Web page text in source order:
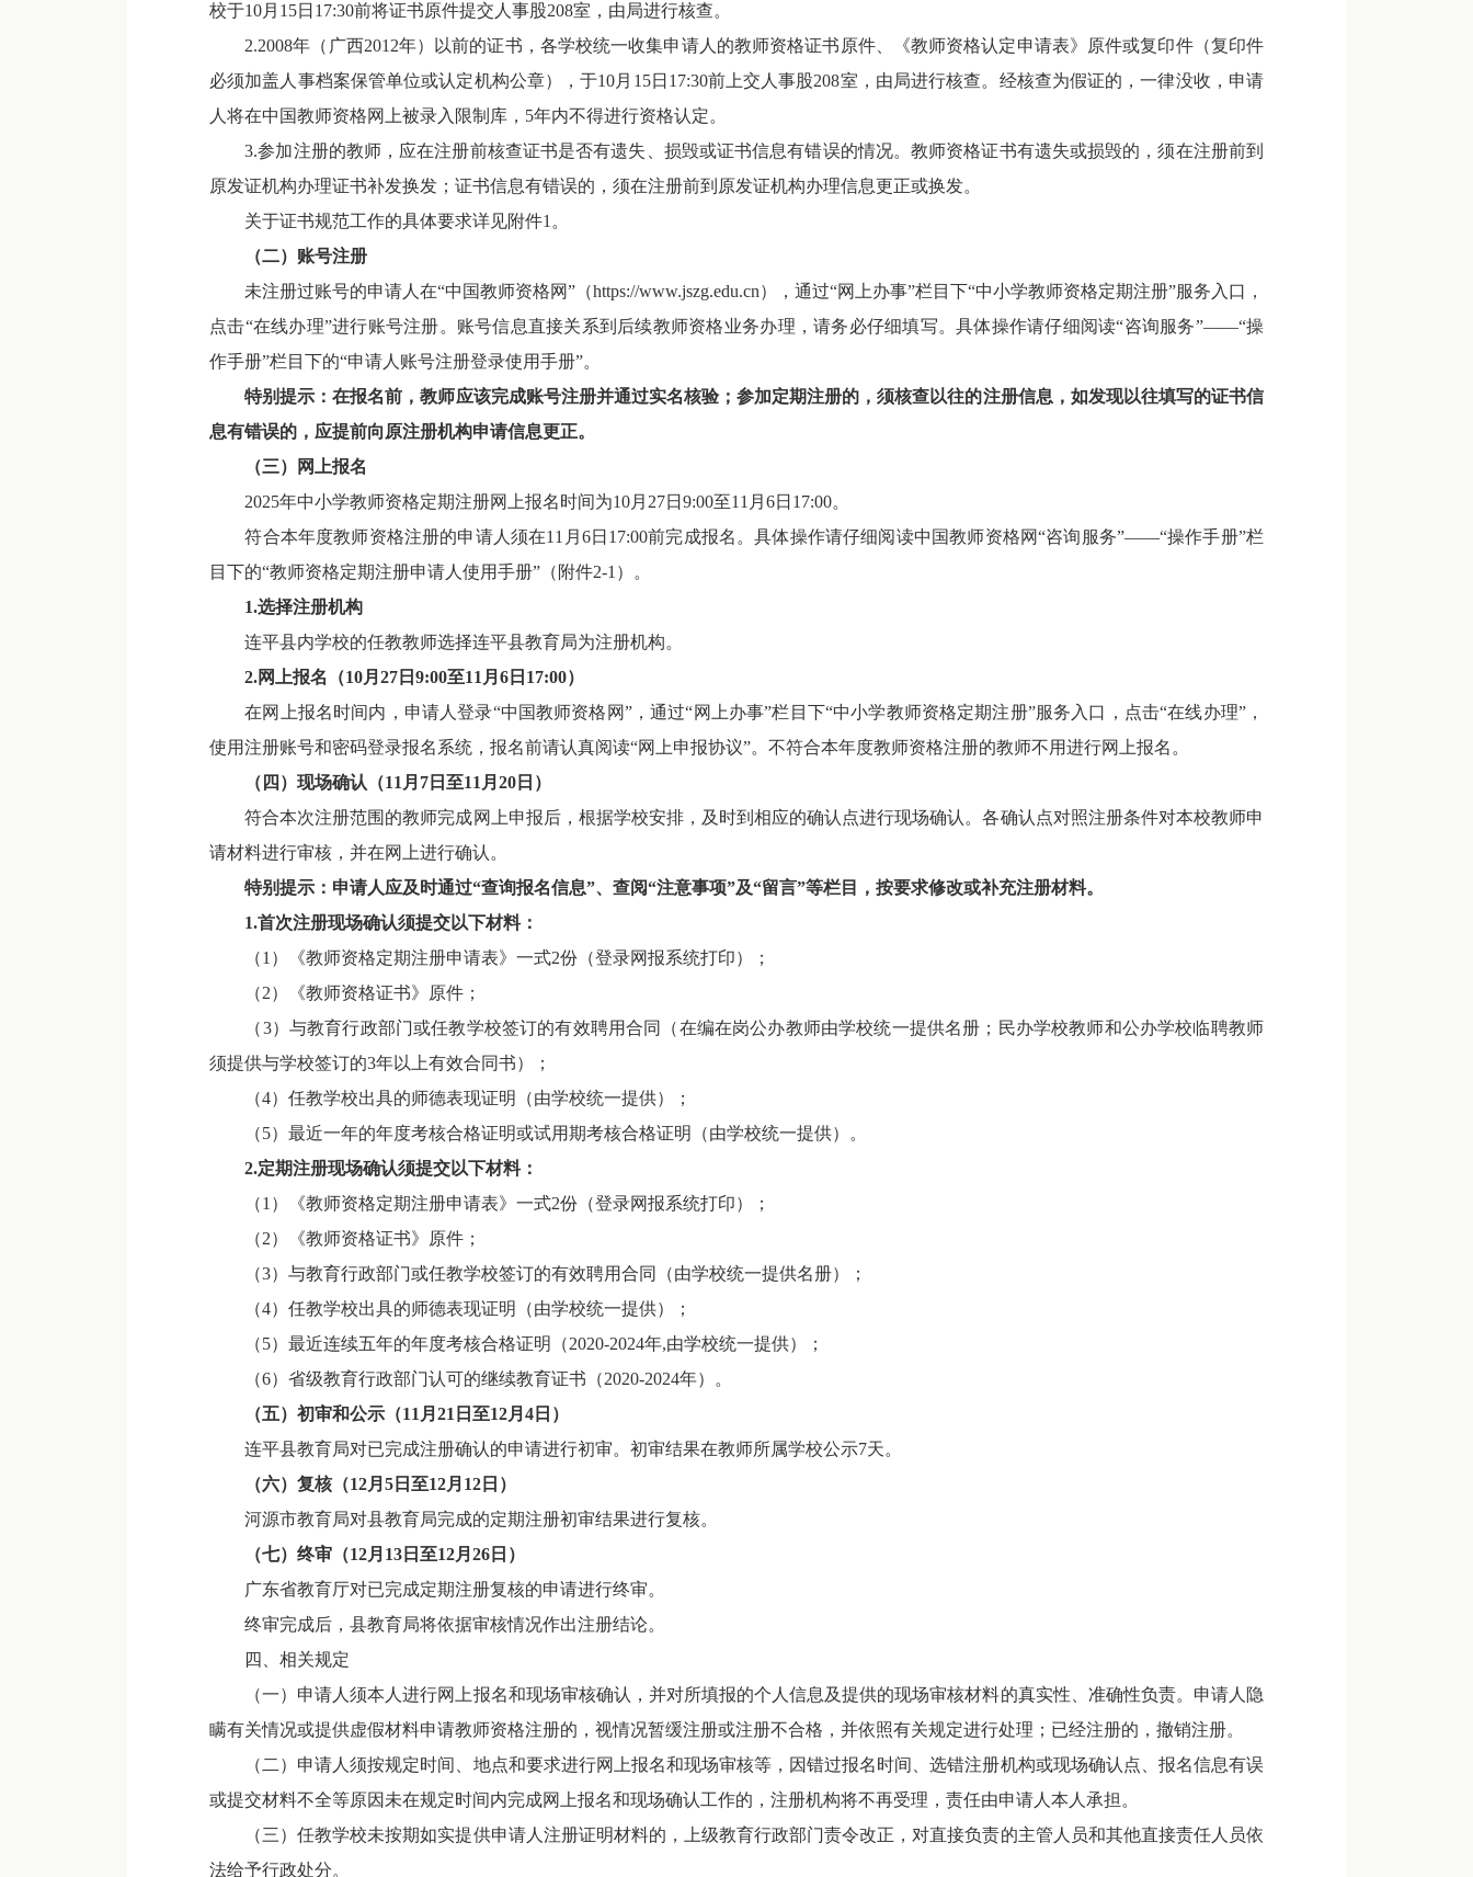
校于10月15日17:30前将证书原件提交人事股208室，由局进行核查。
2.2008年（广西2012年）以前的证书，各学校统一收集申请人的教师资格证书原件、《教师资格认定申请表》原件或复印件（复印件
必须加盖人事档案保管单位或认定机构公章），于10月15日17:30前上交人事股208室，由局进行核查。经核查为假证的，一律没收，申请
人将在中国教师资格网上被录入限制库，5年内不得进行资格认定。
3.参加注册的教师，应在注册前核查证书是否有遗失、损毁或证书信息有错误的情况。教师资格证书有遗失或损毁的，须在注册前到
原发证机构办理证书补发换发；证书信息有错误的，须在注册前到原发证机构办理信息更正或换发。
关于证书规范工作的具体要求详见附件1。
（二） 账号注册
未注册过账号的申请人在“中国教师资格网”（https://www.jszg.edu.cn），通过“网上办事”栏目下“中小学教师资格定期注册”服务入口，
点击“在线办理”进行账号注册。账号信息直接关系到后续教师资格业务办理，请务必仔细填写。具体操作请仔细阅读“咨询服务”——“操
作手册”栏目下的“申请人账号注册登录使用手册”。
特别提示 ：在报名前，教师应该完成账号注册并通过实名核验；参加定期注册的，须核查以往的注册信息，如发现以往填写的证书信
息有错误的，应提前向原注册机构申请信息更正。
（三）
网上报名
2025年中小学教师资格定期注册网上报名时间为10月27日9:00至11月6日17:00。
符合本年度教师资格注册的申请人须在11月6日17:00前完成报名。具体操作请仔细阅读中国教师资格网“咨询服务”——“操作手册”栏
目下的“教师资格定期注册申请人使用手册”（附件2-1）。
1.选择注册机构
连平县内学校的任教教师选择连平县教育局为注册机构。
2.网上报名（10月27 日 9:00至11月 6 日 17:00）
在网上报名时间内，申请人登录“中国教师资格网”，通过“网上办事”栏目下“中小学教师资格定期注册”服务入口，点击“在线办理”，
使用注册账号和密码登录报名系统，报名前请认真阅读“网上申报协议”。不符合本年度教师资格注册的教师不用进行网上报名。
（四）现场确认（11月7日至11月20日）
符合本次注册范围的教师完成网上申报后，根据学校安排，及时到相应的确认点进行现场确认。各确认点对照注册条件对本校教师申
请材料进行审核，并在网上进行确认。
特别提示：申请人应及时通过“查询报名信息”、查阅“注意事项”及“留言”等栏目，按要求修改或补充注册材料。
1.首次注册现场确认须提交以下材料：
（1）《教师资格定期注册申请表》一式2份（登录网报系统打印）；
（2）《教师资格证书》原件；
（3）与教育行政部门或任教学校签订的有效聘用合同（在编在岗公办教师由学校统一提供名册；民办学校教师和公办学校临聘教师
须提供与学校签订的3年以上有效合同书）；
（4）任教学校出具的师德表现证明（由学校统一提供）；
（5）最近一年的年度考核合格证明或试用期考核合格证明（由学校统一提供）。
2.定期注册现场确认须提交以下材料：
（1）《教师资格定期注册申请表》一式2份（登录网报系统打印）；
（2）《教师资格证书》原件；
（3）与教育行政部门或任教学校签订的有效聘用合同（由学校统一提供名册）；
（4）任教学校出具的师德表现证明（由学校统一提供）；
（5）最近连续五年的年度考核合格证明（2020-2024年,由学校统一提供）；
（6）省级教育行政部门认可的继续教育证书（2020-2024年）。
（五）初审和公示（11月21日至12月4日）
连平县教育局对已完成注册确认的申请进行初审。初审结果在教师所属学校公示7天。
（六）复核（12月5日至12月12日）
河源市教育局对县教育局完成的定期注册初审结果进行复核。
（七）终审（12月13日至12月26日）
广东省教育厅对已完成定期注册复核的申请进行终审。
终审完成后，县教育局将依据审核情况作出注册结论。
四、相关规定
（一）申请人须本人进行网上报名和现场审核确认，并对所填报的个人信息及提供的现场审核材料的真实性、准确性负责。申请人隐
瞒有关情况或提供虚假材料申请教师资格注册的，视情况暂缓注册或注册不合格，并依照有关规定进行处理；已经注册的，撤销注册。
（二）申请人须按规定时间、地点和要求进行网上报名和现场审核等，因错过报名时间、选错注册机构或现场确认点、报名信息有误
或提交材料不全等原因未在规定时间内完成网上报名和现场确认工作的，注册机构将不再受理，责任由申请人本人承担。
（三）任教学校未按期如实提供申请人注册证明材料的，上级教育行政部门责令改正，对直接负责的主管人员和其他直接责任人员依
法给予行政处分。